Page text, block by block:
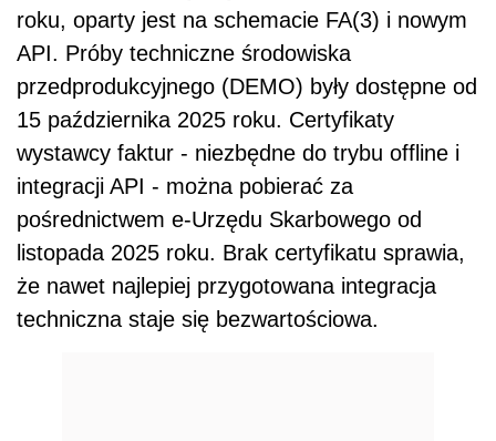
roku, oparty jest na schemacie FA(3) i nowym
API. Próby techniczne środowiska
przedprodukcyjnego (DEMO) były dostępne od
15 października 2025 roku. Certyfikaty
wystawcy faktur - niezbędne do trybu offline i
integracji API - można pobierać za
pośrednictwem e-Urzędu Skarbowego od
listopada 2025 roku. Brak certyfikatu sprawia,
że nawet najlepiej przygotowana integracja
techniczna staje się bezwartościowa.